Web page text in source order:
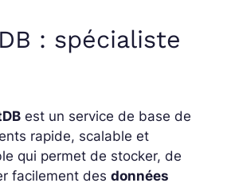
: spécialiste
est un service de base de
rapide, scalable et
qui permet de stocker, de
facilement des données